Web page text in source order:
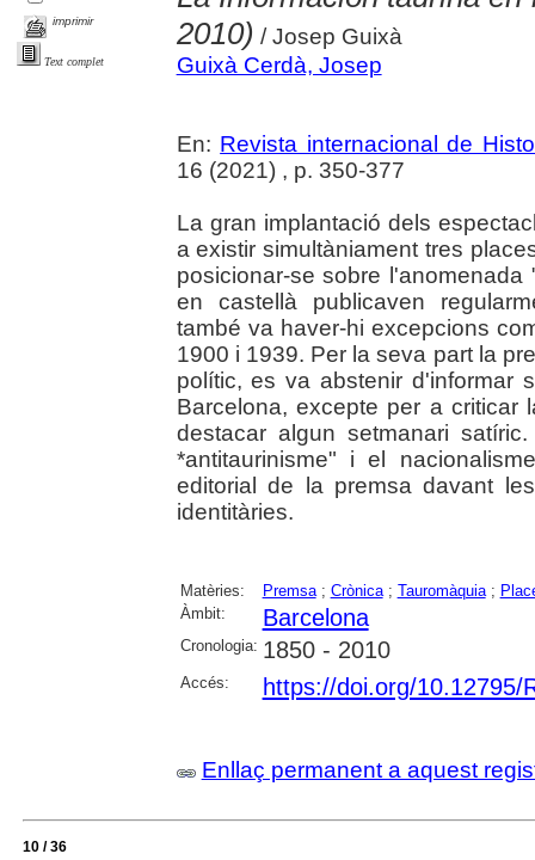
imprimir
Text complet
2010) / Josep Guixà
Guixà Cerdà, Josep
En: Revista internacional de
16 (2021) , p. 350-377
La gran implantació dels
a existir simultàniament tres
posicionar-se sobre
en castellà publicaven
també va haver-hi excepcions
1900 i 1939. Per la seva part la
polític, es va abstenir d'informar
Barcelona, excepte per a criticar
destacar algun setmanari
*antitaurinisme" i el
editorial de la premsa davant
identitàries.
Matèries: Premsa; Crònica; Tauromàquia;
Àmbit:
Barcelona
Cronologia: 1850 - 2010
Accés: https://doi.org/10.12795/
Enllaç permanent a aquest
10 / 36